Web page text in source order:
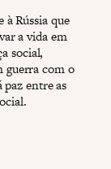
Rússia que
a vida em
social,
guerra com o
paz entre as